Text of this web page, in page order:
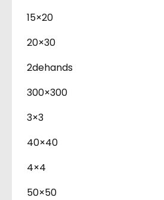
15×20
20×30
2dehands
300×300
3×3
40×40
4×4
50×50